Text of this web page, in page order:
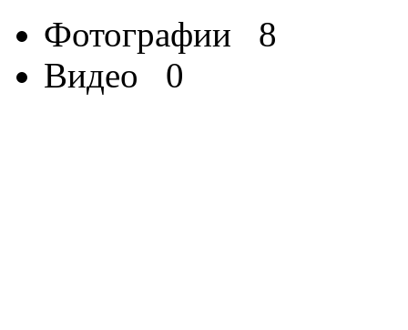
Фотографии 8
Видео 0